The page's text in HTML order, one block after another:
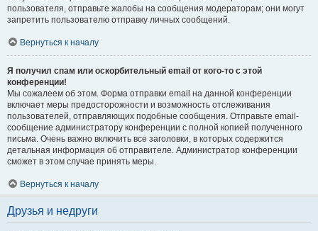
пользователя, отправьте жалобы на сообщения модераторам; они могут
запретить пользователю отправку личных сообщений.
Вернуться к началу
Я получил спам или оскорбительный email от кого-то с этой
конференции!
Мы сожалеем об этом. Форма отправки email на данной конференции
включает меры предосторожности и возможность отслеживания
пользователей, отправляющих подобные сообщения. Отправьте email-
сообщение администратору конференции с полной копией полученного
письма. Очень важно включить все заголовки, в которых содержится
детальная информация об отправителе. Администратор конференции
сможет в этом случае принять меры.
Вернуться к началу
Друзья и недруги